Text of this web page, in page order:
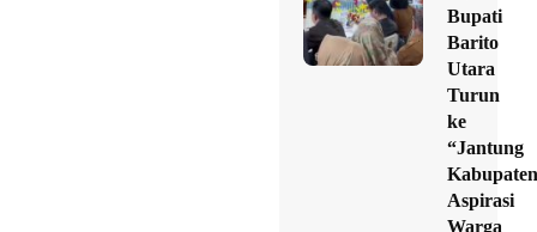
Bupati
Barito
Utara
Turun
ke
“Jantung
Aspirasi
Warga